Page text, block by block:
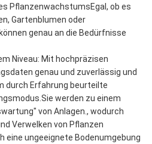
PflanzenwachstumsEgal, ob es
Gartenblumen oder
genau an die Bedürfnisse
Niveau: Mit hochpräzisen
genau und zuverlässig und
durch Erfahrung beurteilte
werden zu einem
von Anlagen., wodurch
Verwelken von Pflanzen
eine ungeeignete Bodenumgebung